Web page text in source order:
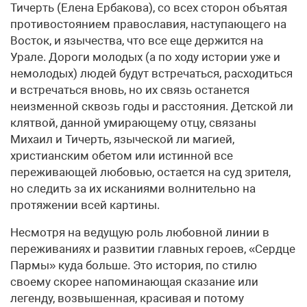
Тичерть (Елена Ербакова), со всех сторон объятая
противостоянием православия, наступающего на
Восток, и язычества, что все еще держится на
Урале. Дороги молодых (а по ходу истории уже и
немолодых) людей будут встречаться, расходиться
и встречаться вновь, но их связь останется
неизменной сквозь годы и расстояния. Детской ли
клятвой, данной умирающему отцу, связаны
Михаил и Тичерть, языческой ли магией,
христианским обетом или истинной все
переживающей любовью, остается на суд зрителя,
но следить за их исканиями волнительно на
протяжении всей картины.
Несмотря на ведущую роль любовной линии в
переживаниях и развитии главных героев, «Сердце
Пармы» куда больше. Это история, по стилю
своему скорее напоминающая сказание или
легенду, возвышенная, красивая и потому